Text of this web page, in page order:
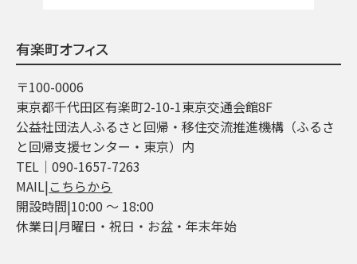
有楽町オフィス
〒100-0006
東京都千代田区有楽町2-10-1東京交通会館8F
公益社団法人ふるさと回帰・移住交流推進機構（ふるさ
と回帰支援センター・東京）内
TEL│090-1657-7263
MAIL|こちらから
開設時間|10:00 ～ 18:00
休業日|月曜日・祝日・お盆・年末年始